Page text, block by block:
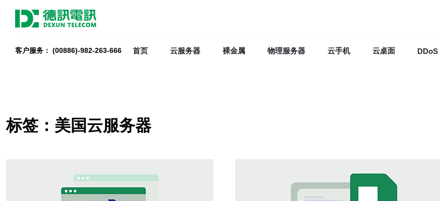
客户服务： (00886)-982-263-666 首页 云服务器 裸金属 物理服务器 云手机 云桌面 DDoS
标签：美国云服务器